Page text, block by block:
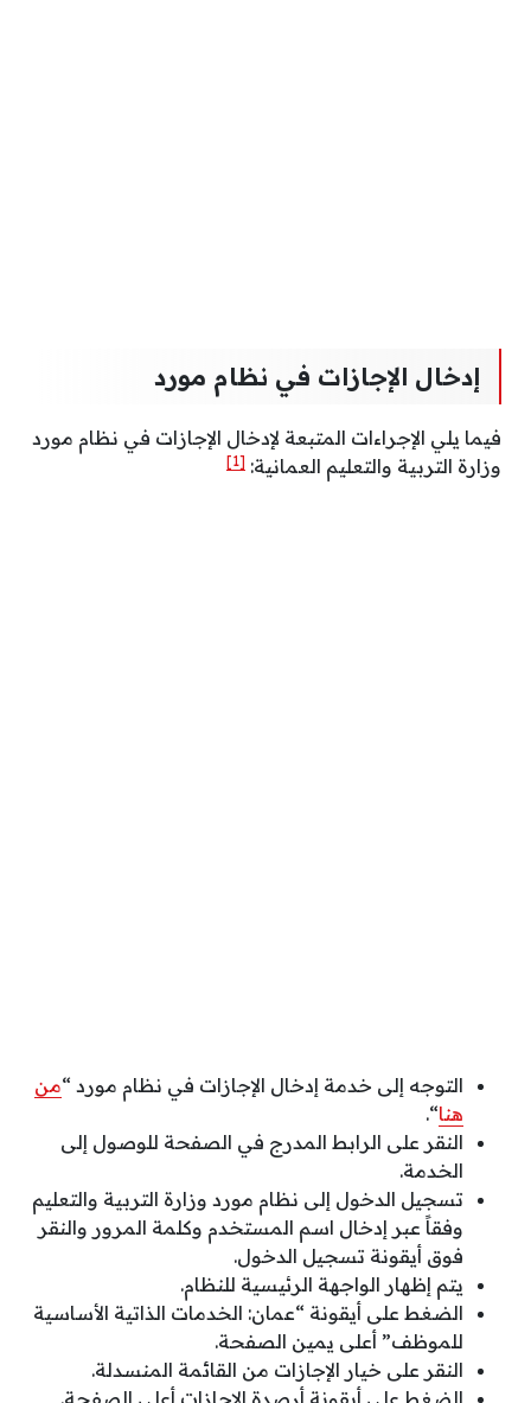
إدخال الإجازات في نظام مورد
فيما يلي الإجراءات المتبعة لإدخال الإجازات في نظام مورد
وزارة التربية والتعليم العمانية: [1]
التوجه إلى خدمة إدخال الإجازات في نظام مورد “من
هنا“.
النقر على الرابط المدرج في الصفحة للوصول إلى
الخدمة.
تسجيل الدخول إلى نظام مورد وزارة التربية والتعليم
وفقاً عبر إدخال اسم المستخدم وكلمة المرور والنقر
فوق أيقونة تسجيل الدخول.
يتم إظهار الواجهة الرئيسية للنظام.
الضغط على أيقونة “عمان: الخدمات الذاتية الأساسية
للموظف” أعلى يمين الصفحة.
النقر على خيار الإجازات من القائمة المنسدلة.
الضغط على أيقونة أرصدة الإجازات أعلى الصفحة.